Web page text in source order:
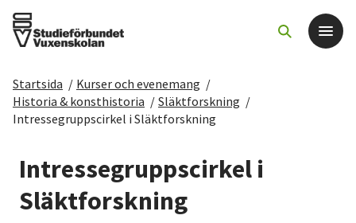
Det här gör vi
Sök kurser och evenemang
Startsida / Kurser och evenemang /
Historia & konsthistoria / Släktforskning /
Intressegruppscirkel i Släktforskning
Intressegruppscirkel i
Släktforskning